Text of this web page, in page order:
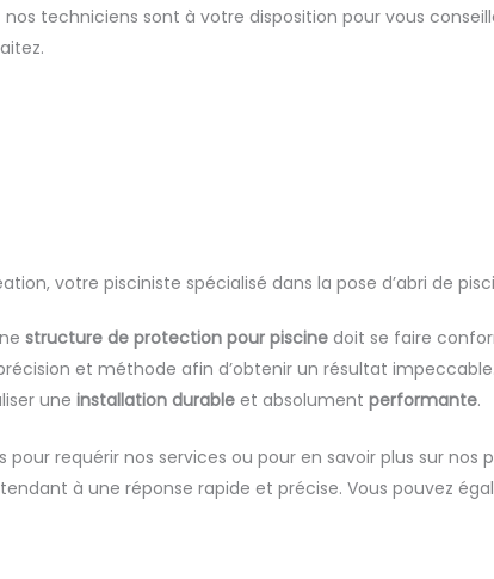
techniciens sont à votre disposition pour vous
votre pisciniste spécialisé dans la pose d’abri de
structure de protection pour piscine doit se faire
et méthode afin d’obtenir un résultat
une installation durable et absolument performante.
requérir nos services ou pour en savoir plus sur nos
à une réponse rapide et précise. Vous pouvez